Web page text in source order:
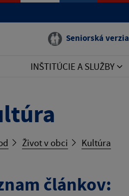
Seniorská verzia
INŠTITÚCIE A SLUŽBY
Život v obci Kultúra
článkov: